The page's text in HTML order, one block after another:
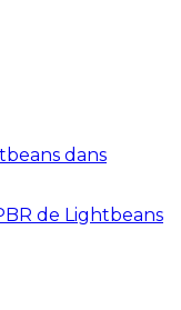
dans
de Lightbeans